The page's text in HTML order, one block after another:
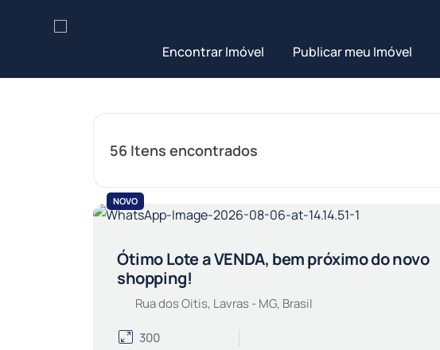
Encontrar Imóvel Publicar meu Imóvel
56 Itens encontrados
NOVO
Ótimo Lote a VENDA, bem próximo do novo
shopping!
Rua dos Oitis, Lavras - MG, Brasil
300